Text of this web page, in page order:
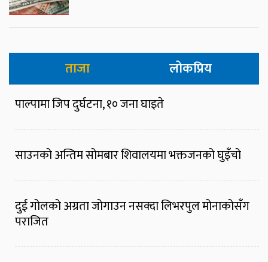
ताजा लोकप्रिय
पाल्पामा जिप दुर्घटना, १० जना घाइते
साउनको अन्तिम सोमबार शिवालयमा भक्तजनको घुइँचो
दुई गोलको अग्रता जोगाउन नसक्दा लिभरपुल मोनाकोसँग
पराजित